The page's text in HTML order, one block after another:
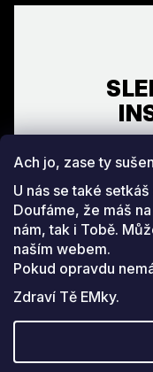
Ach jo, zase ty
U nás se také
Doufáme, že máš
nám, tak i Tobě.
naším webem.
Pokud opravdu
Zdraví Tě EMky.
Facebook
Copyright 2026
vyhrazena.